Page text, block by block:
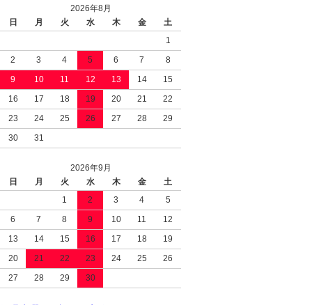
2026年8月
日
月 火 水 木 金
土
1
2
3 4 5 6 7
8
9
10 11 12 13 14
15
16
17 18 19 20 21
22
23
24 25 26 27 28
29
30
31
2026年9月
日
月 火 水 木 金
土
1
2 3 4
5
6
7 8 9 10 11
12
13
14 15 16 17 18
19
20
21 22 23 24 25
26
27
28 29 30